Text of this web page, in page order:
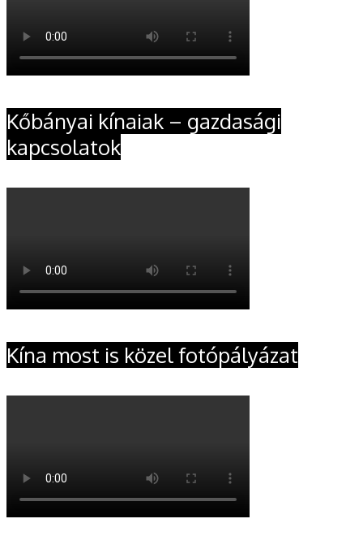
Kőbányai kínaiak – gazdasági
kapcsolatok
Kína most is közel fotópályázat